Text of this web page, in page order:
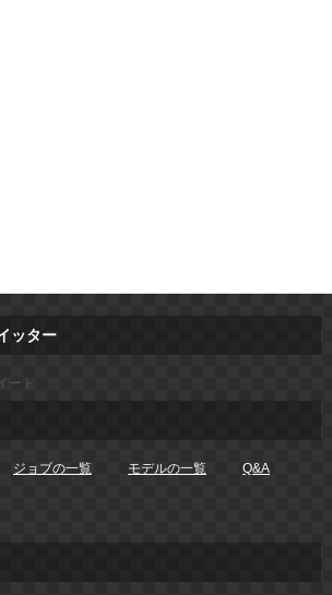
ッター
ート
ジョブの一覧 モデルの一覧 Q&A